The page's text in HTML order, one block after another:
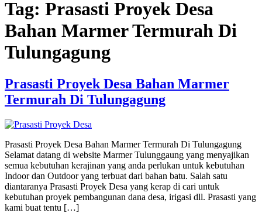
Tag: Prasasti Proyek Desa
Bahan Marmer Termurah Di
Tulungagung
Prasasti Proyek Desa Bahan Marmer
Termurah Di Tulungagung
Prasasti Proyek Desa Bahan Marmer Termurah Di Tulungagung
Selamat datang di website Marmer Tulunggaung yang menyajikan
semua kebutuhan kerajinan yang anda perlukan untuk kebutuhan
Indoor dan Outdoor yang terbuat dari bahan batu. Salah satu
diantaranya Prasasti Proyek Desa yang kerap di cari untuk
kebutuhan proyek pembangunan dana desa, irigasi dll. Prasasti yang
kami buat tentu […]